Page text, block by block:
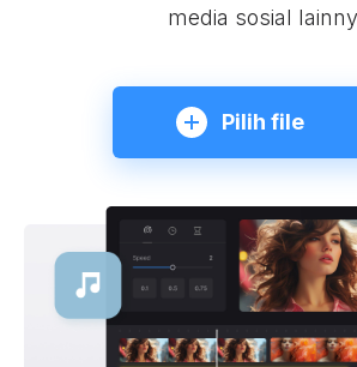
media sosial
Pilih file